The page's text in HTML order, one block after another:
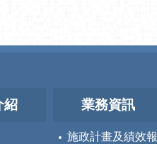
紹 業務資訊
施政計畫及績效報